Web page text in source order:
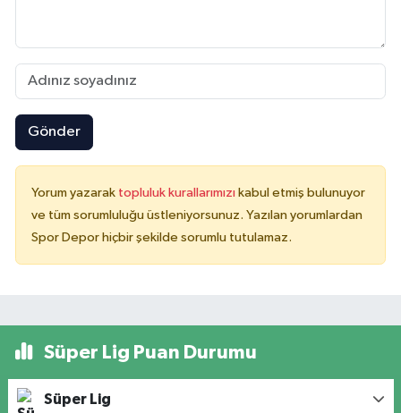
Gönder
Yorum yazarak topluluk kurallarımızı kabul etmiş bulunuyor
ve tüm sorumluluğu üstleniyorsunuz. Yazılan yorumlardan
Spor Depor hiçbir şekilde sorumlu tutulamaz.
Süper Lig Puan Durumu
Süper Lig